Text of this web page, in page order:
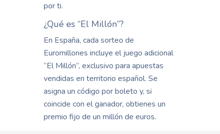
por ti.
¿Qué es “El Millón”?
En España, cada sorteo de
Euromillones incluye el juego adicional
“El Millón”, exclusivo para apuestas
vendidas en territorio español. Se
asigna un código por boleto y, si
coincide con el ganador, obtienes un
premio fijo de un millón de euros.